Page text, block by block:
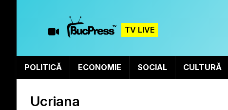
TV LIVE
POLITICĂ ECONOMIE SOCIAL CULTURĂ
Ucriana